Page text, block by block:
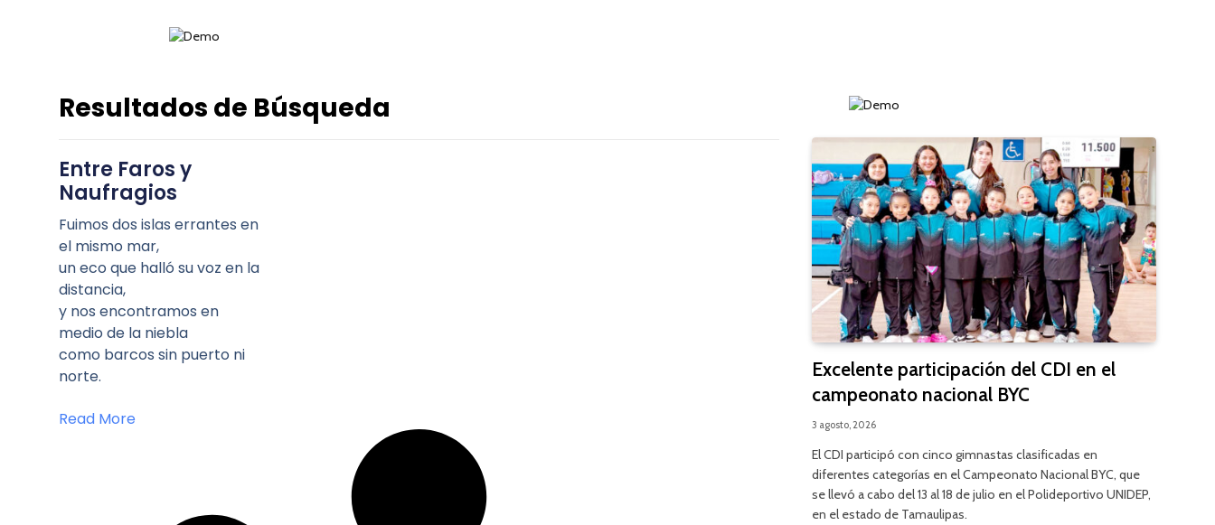
Resultados de Búsqueda
Entre Faros y
Naufragios
Fuimos dos islas errantes en
el mismo mar,
un eco que halló su voz en la
distancia,
y nos encontramos en
medio de la niebla
como barcos sin puerto ni
norte.
Read More
Excelente participación del CDI en el
campeonato nacional BYC
3 agosto, 2026
El CDI participó con cinco gimnastas clasificadas en
diferentes categorías en el Campeonato Nacional BYC, que
se llevó a cabo del 13 al 18 de julio en el Polideportivo UNIDEP,
en el estado de Tamaulipas.